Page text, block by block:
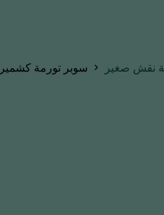
نقش صغير سوبر تورمة